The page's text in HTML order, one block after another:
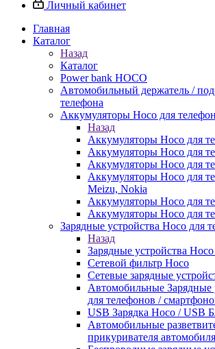
Личный кабинет
Главная
Каталог
Назад
Каталог
Power bank HOCO
Автомобильный держатель /
телефона
Аккумуляторы Hoco для
Назад
Аккумуляторы Hoco для
Аккумуляторы Hoco для
Аккумуляторы Hoco для
Аккумуляторы Hoco для
Meizu, Nokia
Аккумуляторы Hoco для
Аккумуляторы Hoco для
Зарядные устройства Hoco для
Назад
Зарядные устройства
Сетевой фильтр Hoco
Сетевые зарядные
Автомобильные Зарядные
для телефонов /
USB Зарядка Hoco / USB
Автомобильные
прикуривателя автомобиля